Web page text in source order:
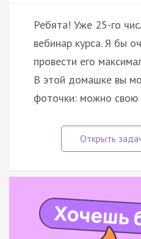
Ребята! Уже 25-го
вебинар курса. Я бы
провести его
В этой домашке вы
фоточки: можно